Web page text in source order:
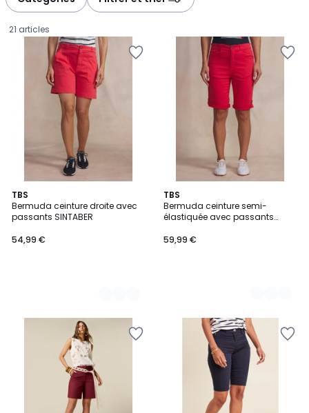
21 articles
TBS
Bermuda ceinture droite avec
passants SINTABER
€.
54,99 €
5
Couleurs
TBS
Bermuda ceinture semi-
élastiquée avec passants
59,99 €
4
Couleurs